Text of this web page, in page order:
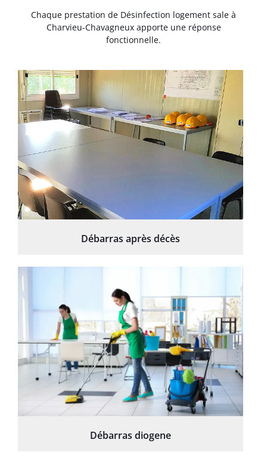
Chaque prestation de Désinfection logement sale à
Charvieu-Chavagneux apporte une réponse
fonctionnelle.
Débarras après décès
Débarras diogene